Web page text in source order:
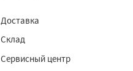
Доставка
Склад
Сервисный центр